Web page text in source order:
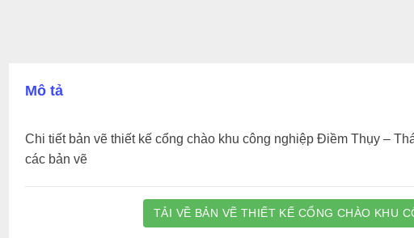
Mô tả
Chi tiết bản vẽ thiết kế cổng chào khu công nghiệp Điềm Thụy –
các bản vẽ
TẢI VỀ BẢN VẼ THIẾT KẾ CỔNG CHÀO KHU